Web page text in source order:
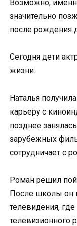
Возможно,
значительно
после рождения
Сегодня дети
жизни.
Наталья
карьеру с
позднее
зарубежных
сотрудничает с
Роман решил
После школы он
телевидения,
телевизионного